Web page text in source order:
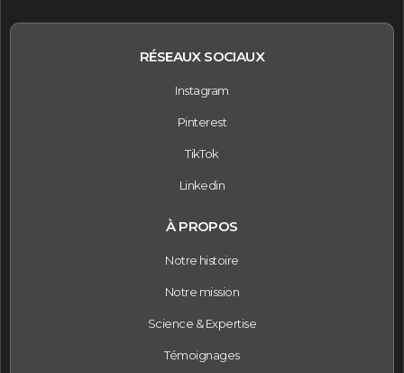
RÉSEAUX SOCIAUX
Instagram
Pinterest
TikTok
Linkedin
À PROPOS
Notre histoire
Notre mission
Science & Expertise
Témoignages